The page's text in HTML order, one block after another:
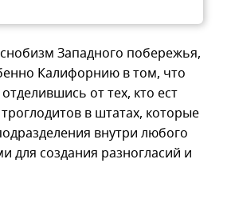
Западного побережья,
Калифорнию в том, что
от тех, кто ест
в штатах, которые
внутри любого
для создания разногласий и